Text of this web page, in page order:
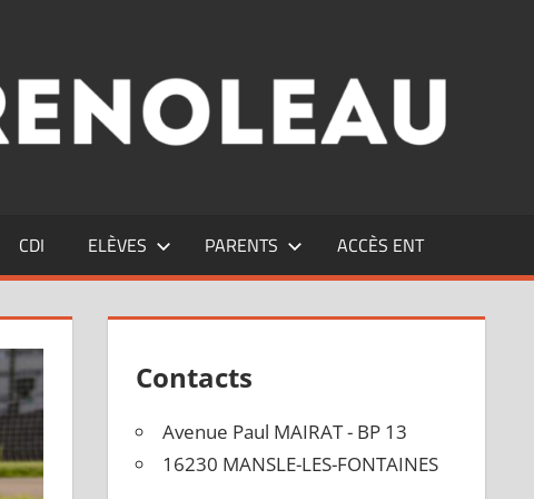
CDI ELÈVES PARENTS ACCÈS ENT
Contacts
Avenue Paul MAIRAT - BP 13
16230 MANSLE-LES-FONTAINES